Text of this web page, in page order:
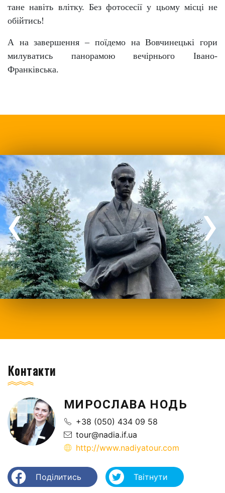
тане навіть влітку. Без фотосесії у цьому місці не
обійтись!
А на завершення – поїдемо на Вовчинецькі гори
милуватись панорамою вечірнього Івано-
Франківська.
‹ ›
Контакти
МИРОСЛАВА НОДЬ
+38 (050) 434 09 58
tour@nadia.if.ua
http://www.nadiyatour.com
Поділитись Твітнути